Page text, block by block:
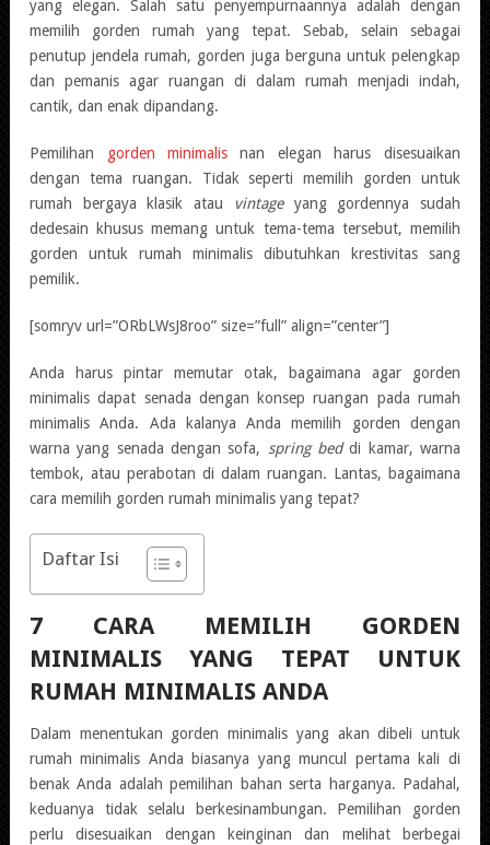
yang elegan. Salah satu penyempurnaannya adalah dengan
memilih gorden rumah yang tepat. Sebab, selain sebagai
penutup jendela rumah, gorden juga berguna untuk pelengkap
dan pemanis agar ruangan di dalam rumah menjadi indah,
cantik, dan enak dipandang.
Pemilihan gorden minimalis nan elegan harus disesuaikan
dengan tema ruangan. Tidak seperti memilih gorden untuk
rumah bergaya klasik atau
vintageyang gordennya sudah
dedesain khusus memang untuk tema-tema tersebut, memilih
gorden untuk rumah minimalis dibutuhkan krestivitas sang
pemilik.
[somryv url=”ORbLWsJ8roo” size=”full” align=”center”]
Anda harus pintar memutar otak, bagaimana agar gorden
minimalis dapat senada dengan konsep ruangan pada rumah
minimalis Anda. Ada kalanya Anda memilih gorden dengan
warna yang senada dengan sofa, spring beddi kamar, warna
tembok, atau perabotan di dalam ruangan. Lantas, bagaimana
cara memilih gorden rumah minimalis yang tepat?
Daftar Isi
7 CARA MEMILIH GORDEN
MINIMALIS YANG TEPAT UNTUK
RUMAH MINIMALIS ANDA
Dalam menentukan gorden minimalis yang akan dibeli untuk
rumah minimalis Anda biasanya yang muncul pertama kali di
benak Anda adalah pemilihan bahan serta harganya. Padahal,
keduanya tidak selalu berkesinambungan. Pemilihan gorden
perlu disesuaikan dengan keinginan dan melihat berbegai